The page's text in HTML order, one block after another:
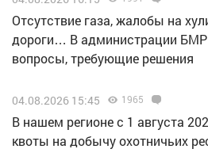
Отсутствие газа, жалобы на
дороги… В администрации
вопросы, требующие решения
04.08.2026 15:45 1965
В нашем регионе с 1 августа
квоты на добычу охотничьих